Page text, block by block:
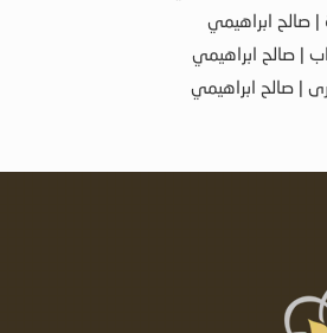
| صالح ابراهيمي
| صالح ابراهيمي
| صالح ابراهيمي